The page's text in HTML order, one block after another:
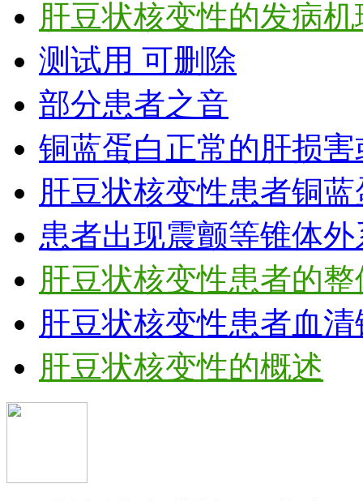
肝豆状核变性的发病机
测试用 可删除
部分患者之音
铜蓝蛋白正常的肝损
肝豆状核变性患者铜
患者出现震颤等锥体
肝豆状核变性患者的
肝豆状核变性患者血
肝豆状核变性的概述